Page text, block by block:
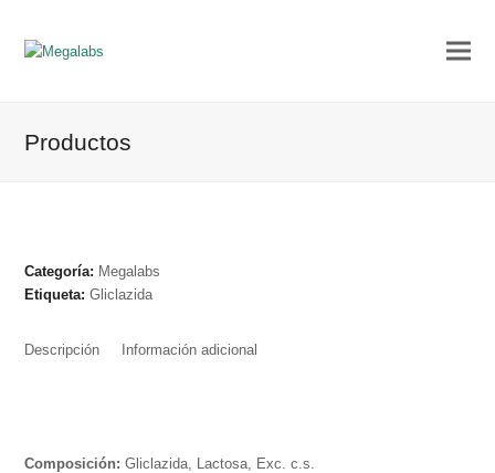
Productos
Categoría: Megalabs
Etiqueta: Gliclazida
Descripción Información adicional
Composición: Gliclazida, Lactosa, Exc. c.s.